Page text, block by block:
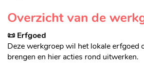
Overzicht van de
📜 Erfgoed
Deze werkgroep wil het lokale erfgoed
brengen en hier acties rond uitwerken.